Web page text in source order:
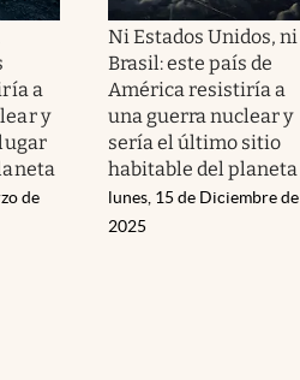
a
y
de
Ni Estados Unidos, ni
Brasil: este país de
América resistiría a
una guerra nuclear y
sería el último sitio
habitable del planeta
lunes, 15 de Diciembre de
2025